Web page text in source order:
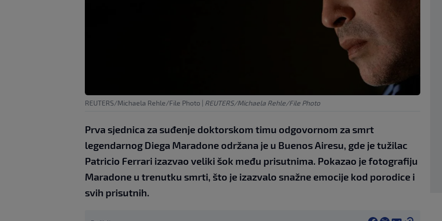
REUTERS/Michaela Rehle/File Photo | REUTERS/Michaela Rehle/File Photo
Prva sjednica za suđenje doktorskom timu odgovornom za smrt
legendarnog Diega Maradone održana je u Buenos Airesu, gde je tužilac
Patricio Ferrari izazvao veliki šok među prisutnima. Pokazao je fotografiju
Maradone u trenutku smrti, što je izazvalo snažne emocije kod porodice i
svih prisutnih.